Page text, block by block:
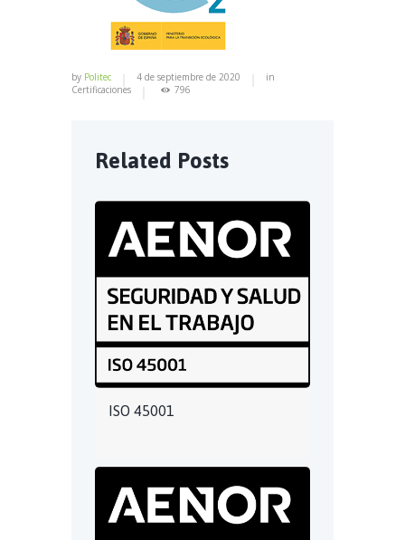
by Politec 4 de septiembre de 2020
in
Certificaciones
796
Related Posts
ISO 45001